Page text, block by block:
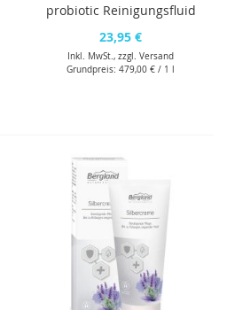
probiotic Reinigungsfluid
23,95 €
Inkl. MwSt., zzgl.Versand
Grundpreis: 479,00 € / 1 l